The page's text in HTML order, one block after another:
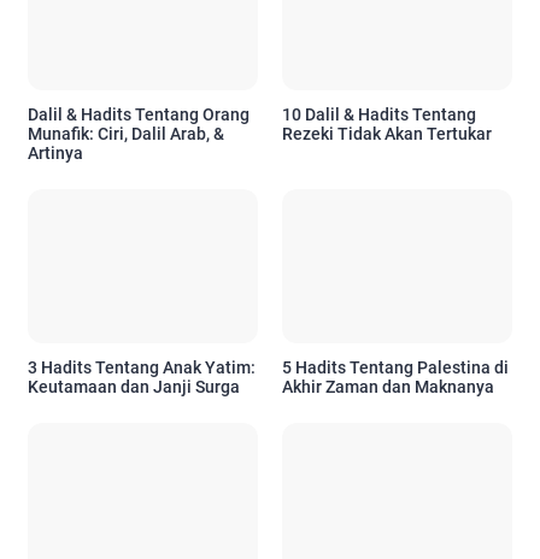
Dalil & Hadits Tentang Orang
Munafik: Ciri, Dalil Arab, &
Artinya
10 Dalil & Hadits Tentang
Rezeki Tidak Akan Tertukar
3 Hadits Tentang Anak Yatim:
Keutamaan dan Janji Surga
5 Hadits Tentang Palestina di
Akhir Zaman dan Maknanya